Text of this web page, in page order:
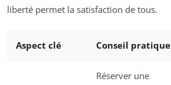
liberté permet la satisfaction de tous.
Aspect clé Conseil pratique
Réserver une